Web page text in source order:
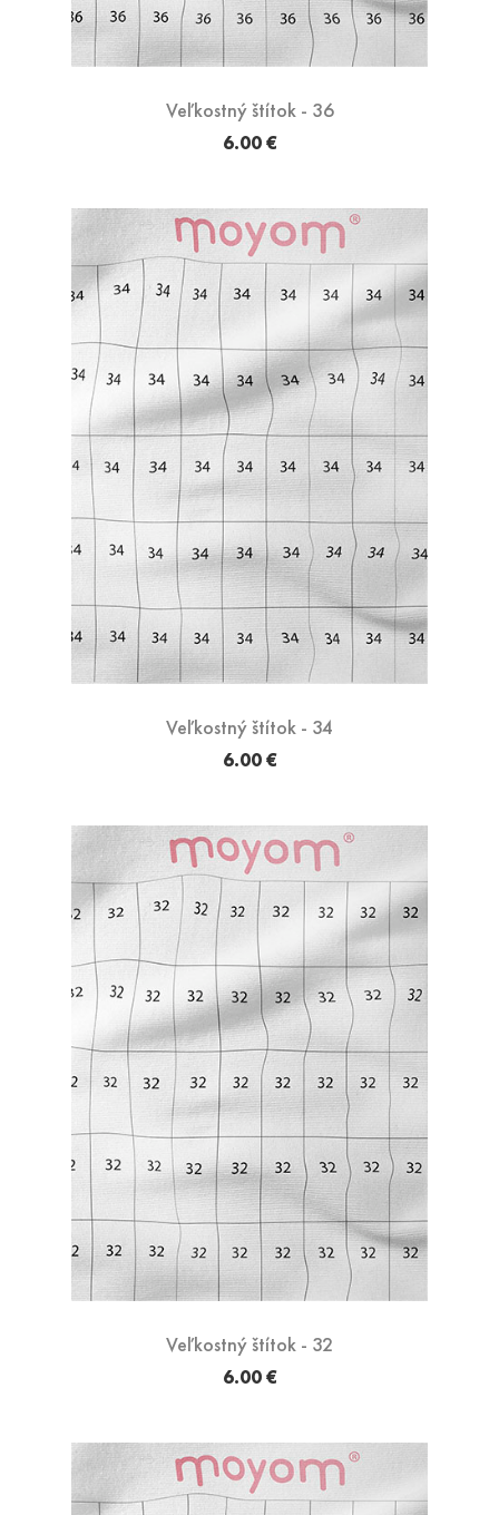
Veľkostný štítok - 36
6.00 €
Veľkostný štítok - 34
6.00 €
Veľkostný štítok - 32
6.00 €